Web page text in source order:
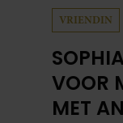
VRIENDIN
VOOR
MET